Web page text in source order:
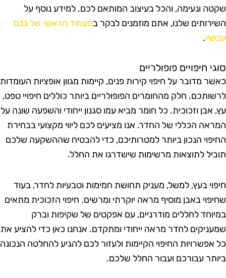
ונעימה, והכל בעיצוב המותאם לכם. למידע נוסף על
שלנו, אתם מוזמנים לבקר בהעמוד הראשי של גבס
.
חיפויים פופולריים
מדובר על חיפוי קירות פנים, קיימות מגוון אופציות העומדות
חלק מהחומרים הפופולריים ביותר כוללים חיפויי טפט,
אבן וזכוכית. כל חומר מביא עמו סגנון ייחודי והשפעה שונה על
הכללי של החדר. אנו מציעים לכם ליווי מקצועי בבחירת
הנכון ביותר למטרותיכם, כדי להבטיח שההשקעה שלכם
לתוצאות מרשימות שישדרגו את החלל.
בעץ, למשל, מעניק תחושת חמימות וטבעיות לחדר, בעוד
באבן מוסיף מראה יוקרתי ומרשים. חיפוי הזכוכית מתאים
לחללים מודרניים, עם אפקטים של שקיפות וברק
לחדר מראה ייחודי ומתקדם. אנחנו כאן כדי להציע את
אפשרויות החיפוי הקיימות ולעזור לכם להגיע להחלטה הנכונה
עבורכם ועבור החלל שלכם.